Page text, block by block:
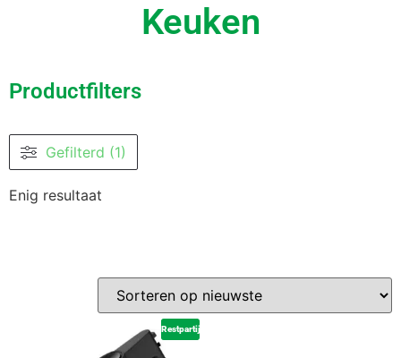
Keuken
Productfilters
Gefilterd (1)
Enig resultaat
Restpartij